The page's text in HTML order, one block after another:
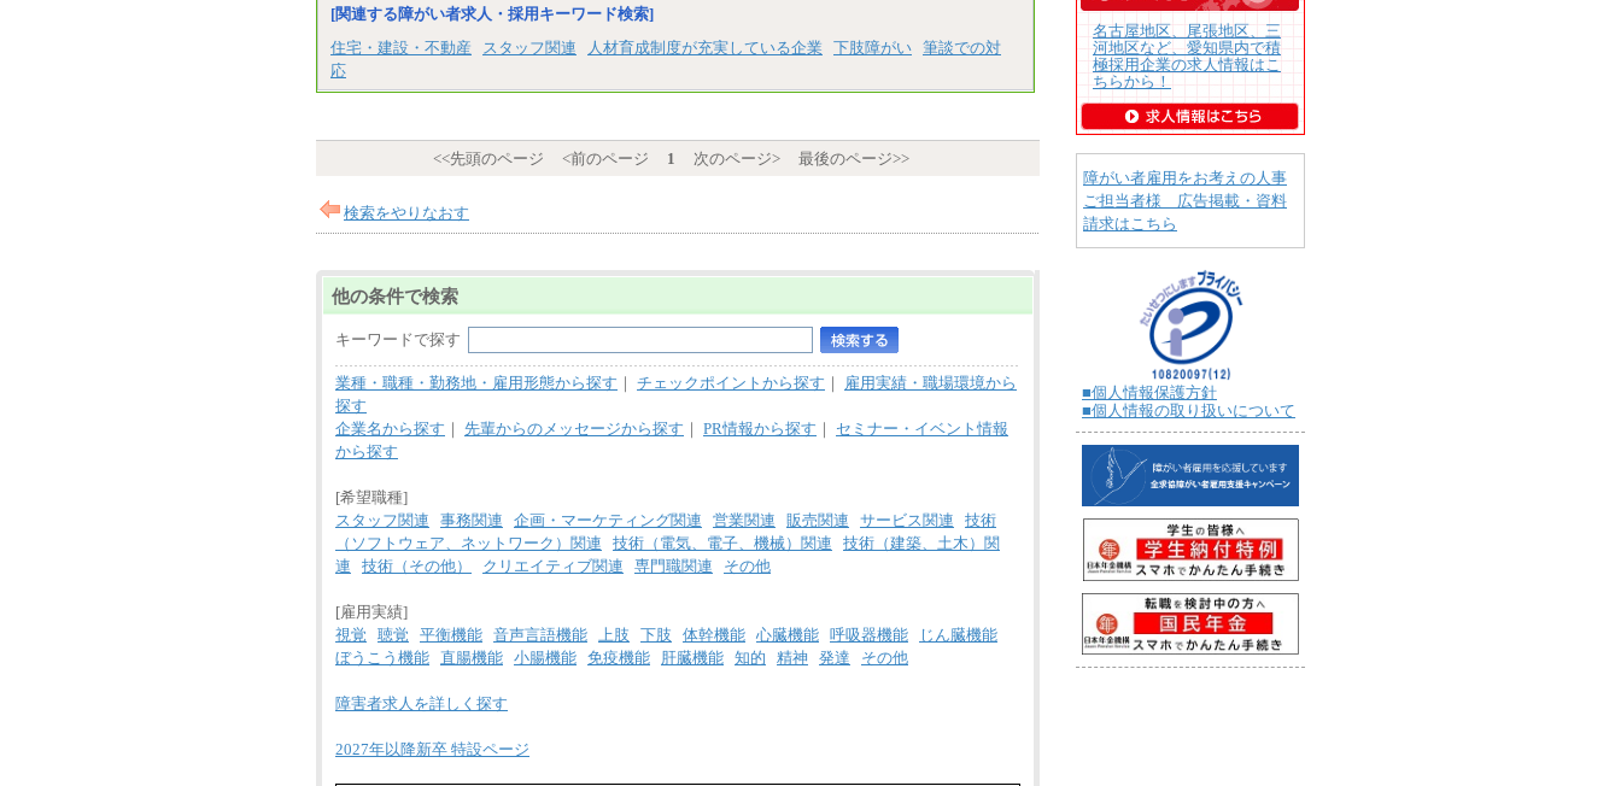
[関連する障がい者求人・採用キーワード検索]
住宅・建設・不動産
スタッフ関連 人材育成制度が充実している企業 下肢障がい 筆談での対
応
<<先頭のページ <前のページ 1 次のページ> 最後のページ>>
検索をやりなおす
他の条件で検索
キーワードで探す
業種・職種・勤務地・雇用形態から探す ｜ チェックポイントから探す ｜ 雇用実績・職場環境から
探す
企業名から探す ｜ 先輩からのメッセージから探す ｜ PR情報から探す ｜ セミナー・イベント情報
から探す
[希望職種]
スタッフ関連
事務関連 企画・マーケティング関連 営業関連 販売関連 サービス関連
技術
（ソフトウェア、ネットワーク）関連
技術（電気、電子、機械）関連
技術（建築、土木）関
連
技術（その他） クリエイティブ関連 専門職関連 その他
[雇用実績]
視覚
聴覚 平衡機能 音声言語機能 上肢 下肢 体幹機能 心臓機能 呼吸器機能
じん臓機能
ぼうこう機能 直腸機能 小腸機能 免疫機能 肝臓機能 知的 精神 発達 その他
障害者求人を詳しく探す
2027年以降新卒 特設ページ
名古屋地区、尾張地区、三
河地区など、愛知県内で積
極採用企業の求人情報はこ
ちらから！
障がい者雇用をお考えの人事
ご担当者様 広告掲載・資料
請求はこちら
■個人情報保護方針
■個人情報の取り扱いについて